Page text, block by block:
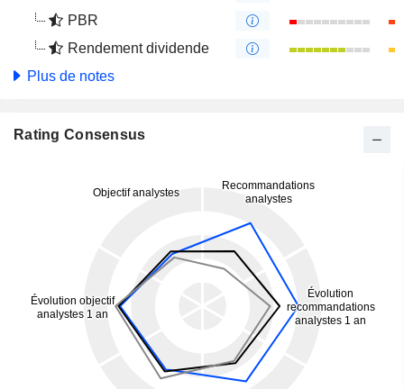
PBR
Rendement dividende
Plus de notes
Rating Consensus